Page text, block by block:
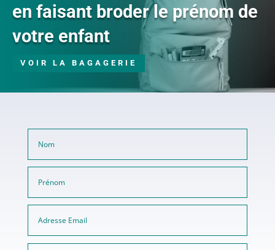
en faisant broder le prénom de
votre enfant
VOIR LA BAGAGERIE